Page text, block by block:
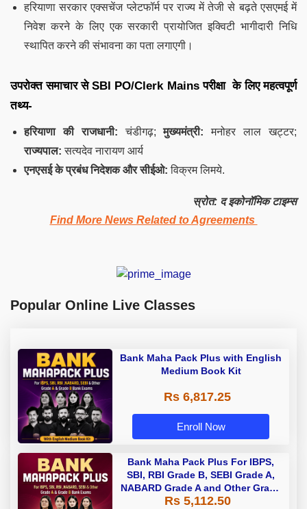
हरियाणा सरकार एक्सचेंज प्लेटफॉर्म पर राज्य में तेजी से बढ़ते एसएमई में
निवेश करने के लिए एक सरकारी प्रायोजित इक्विटी भागीदारी निधि
स्थापित करने की संभावना का पता लगाएगी।
उपरोक्त समाचार से SBI PO/Clerk Mains परीक्षा के लिए महत्वपूर्ण
तथ्य-
हरियाणा की राजधानी:चंडीगढ़;मुख्यमंत्री:मनोहर लाल खट्टर;
राज्यपाल:सत्यदेव नारायण आर्य
एनएसई के प्रबंध निदेशक और सीईओ:विक्रम लिमये.
स्रोत: द इकोनॉमिक टाइम्स
Find More News Related to Agreements
Popular Online Live Classes
Bank Maha Pack Plus with English
Medium Book Kit
Rs 6,817.25
Enroll Now
Bank Maha Pack Plus For IBPS,
SBI, RBI Grade B, SEBI Grade A,
NABARD Grade A and Other Grade
A & Grade B Bank Exams
Rs 5,112.50